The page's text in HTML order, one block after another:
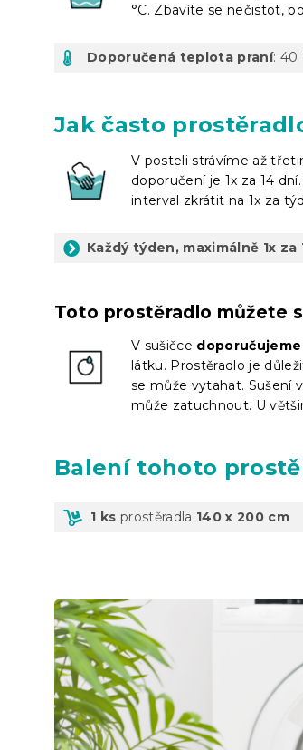
°C. Zbavíte se nečistot,
Doporučená teplota praní: 40
Jak často
V posteli strávíme až
doporučení je 1x za 14
interval zkrátit na 1x za
Každý týden, maximálně 1x za
Toto prostěradlo můžete
V sušičce
látku. Prostěradlo je
se může vytahat. Sušení
může zatuchnout. U
Balenítohoto
1 ks prostěradla 140 x 200 cm